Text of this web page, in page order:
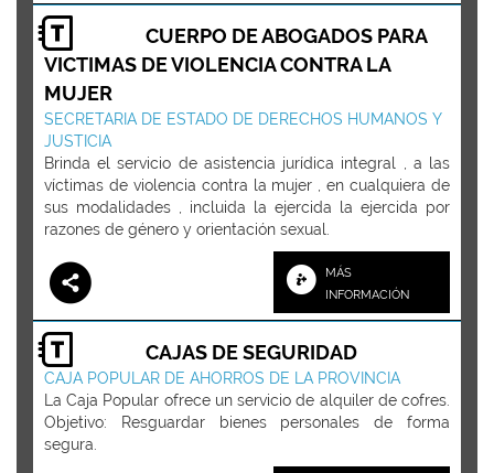
CUERPO DE ABOGADOS PARA
VICTIMAS DE VIOLENCIA CONTRA LA
MUJER
SECRETARIA DE ESTADO DE DERECHOS HUMANOS Y
JUSTICIA
Brinda el servicio de asistencia jurídica integral , a las
víctimas de violencia contra la mujer , en cualquiera de
sus modalidades , incluida la ejercida la ejercida por
razones de género y orientación sexual.
MÁS
INFORMACIÓN
CAJAS DE SEGURIDAD
CAJA POPULAR DE AHORROS DE LA PROVINCIA
La Caja Popular ofrece un servicio de alquiler de cofres.
Objetivo: Resguardar bienes personales de forma
segura.